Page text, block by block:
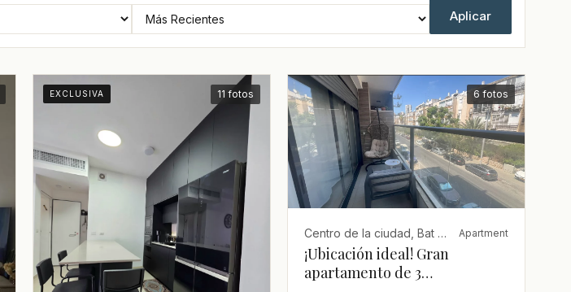
Aplicar
EXCLUSIVA 11 fotos 6 fotos
Centro de la ciudad, Bat Yam Apartment
¡Ubicación ideal! Gran
apartamento de 3